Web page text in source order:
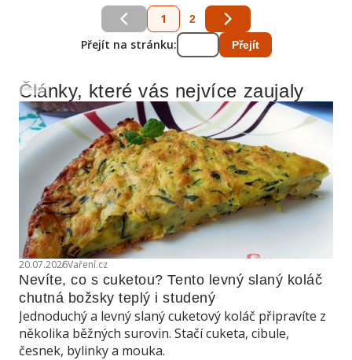
1 2
Přejít na stránku: Přejít
Reklama
Články, které vás nejvíce zaujaly
20.07.2026Vaření.cz
Nevíte, co s cuketou? Tento levný slaný koláč
chutná božsky teplý i studený
Jednoduchý a levný slaný cuketový koláč připravíte z
několika běžných surovin. Stačí cuketa, cibule,
česnek, bylinky a mouka.